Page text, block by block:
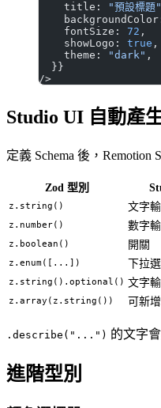
    title:
"預設標題"
    fontSize:
72 ,
    showLogo:
true ,
    theme:
"dark" ,
  }}
/>
Studio UI 自動產
定義 Schema 後，
Zod 型別
z.string() 文字
z.number() 數字
z.boolean() 開關
z.enum([...]) 下拉
z.string().optional() 文字
z.array(z.string()) 可新
.describe("...") 的文字
進階型別